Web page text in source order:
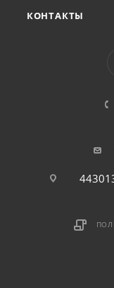
КОНТАКТЫ